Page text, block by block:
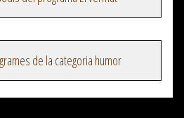
de la categoria humor